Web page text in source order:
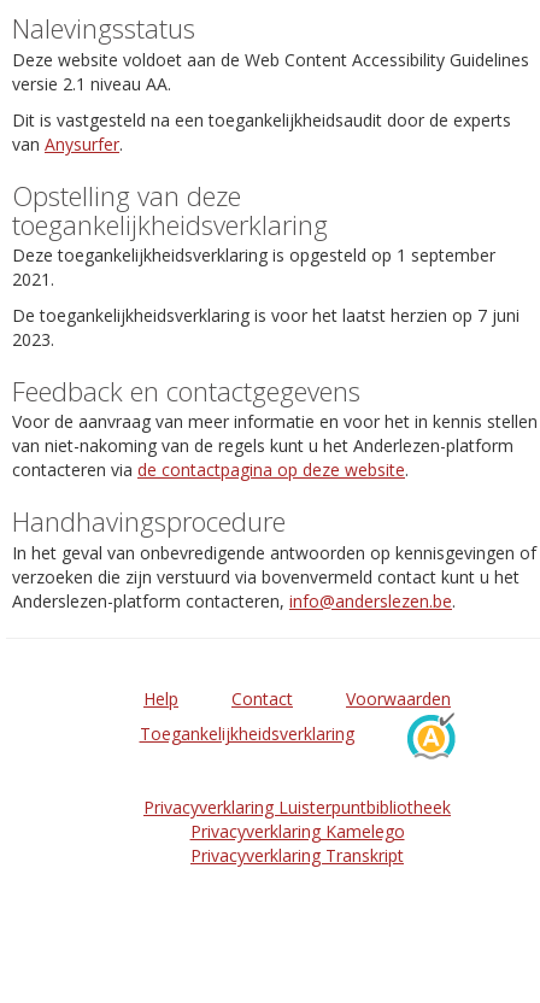
Nalevingsstatus
Deze website voldoet aan de Web Content Accessibility Guidelines
versie 2.1 niveau AA.
Dit is vastgesteld na een toegankelijkheidsaudit door de experts
van Anysurfer.
Opstelling van deze
toegankelijkheidsverklaring
Deze toegankelijkheidsverklaring is opgesteld op 1 september
2021.
De toegankelijkheidsverklaring is voor het laatst herzien op 7 juni
2023.
Feedback en contactgegevens
Voor de aanvraag van meer informatie en voor het in kennis stellen
van niet-nakoming van de regels kunt u het Anderlezen-platform
contacteren via de contactpagina op deze website.
Handhavingsprocedure
In het geval van onbevredigende antwoorden op kennisgevingen of
verzoeken die zijn verstuurd via bovenvermeld contact kunt u het
Anderslezen-platform contacteren, info@anderslezen.be.
Help Contact
Voorwaarden
Toegankelijkheidsverklaring
Privacyverklaring Luisterpuntbibliotheek
Privacyverklaring Kamelego
Privacyverklaring Transkript